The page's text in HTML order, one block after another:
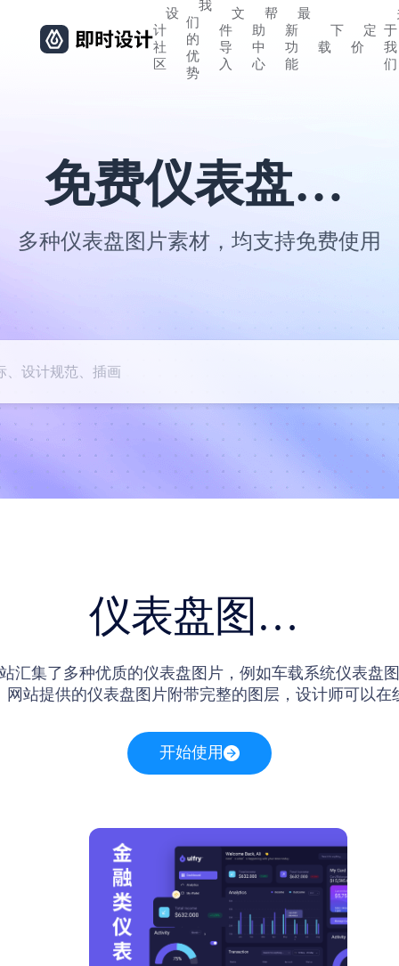
设
计
社
区
我
们
的
优
势
文
件
导
入
帮
助
中
心
最
新
功
能
下
载
定
价
于
我
们
免费仪表盘图片
多种仪表盘图片素材，均支持免费使用
仪表盘图片素材
汇集了多种优质的仪表盘图片，例如车载系统仪表盘
网站提供的仪表盘图片附带完整的图层，设计师可以在
开始使用